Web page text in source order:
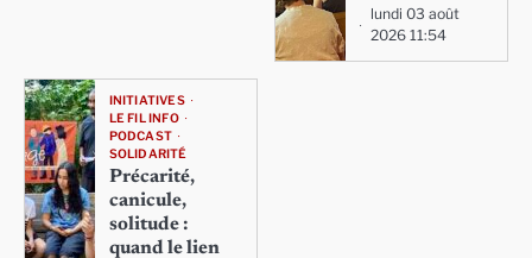
lundi 03 août
2026 11:54
INITIATIVES
LE FIL INFO
PODCAST
SOLIDARITÉ
Précarité,
canicule,
solitude :
quand le lien